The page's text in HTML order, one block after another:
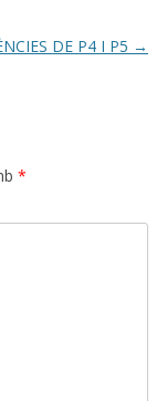
DE P4 I P5 →
*